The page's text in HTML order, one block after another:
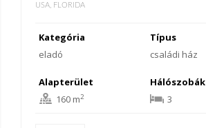
USA, FLORIDA
Kategória
eladó
Típus
családi ház
Alapterület
160 m2
Hálószobák
3